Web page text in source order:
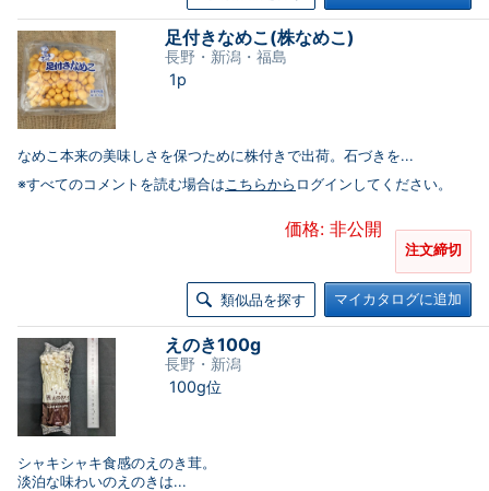
足付きなめこ(株なめこ)
長野・新潟・福島
1p
なめこ本来の美味しさを保つために株付きで出荷。石づきを...
※すべてのコメントを読む場合はこちらから ログインしてください。
価格: 非公開
注文締切
類似品を探す マイカタログに追加
えのき100g
長野・新潟
100g位
シャキシャキ食感のえのき茸。
淡泊な味わいのえのきは...